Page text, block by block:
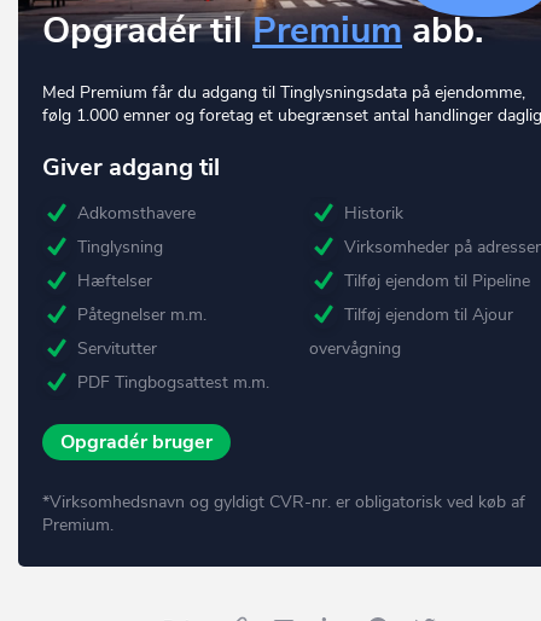
Opgradér tilPremium abb.
Med Premium får du adgang til Tinglysningsdata på ejendomme,
følg 1.000 emner og foretag et ubegrænset antal handlinger
Giver adgang til
Adkomsthavere
Tinglysning
Hæftelser
Påtegnelser m.m.
Servitutter
PDF Tingbogsattest m.m.
Historik
Virksomheder på
Tilføj ejendom til Pipeline
Tilføj ejendom til Ajour
overvågning
Opgradér bruger
*Virksomhedsnavn og gyldigt CVR-nr. er obligatorisk ved køb af
Premium.